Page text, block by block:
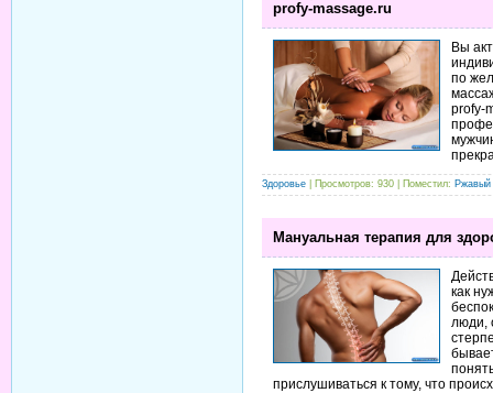
profy-massage.ru
Вы
по
profy-
Здоровье | Просмотров: 930 | Поместил: Ржавый
Мануальная терапия для
как
люди,
прислушиваться к тому, что